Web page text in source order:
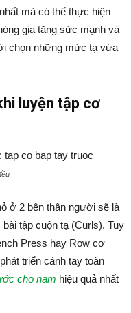
mà có thể thực hiện
gia tăng sức mạnh và
chọn những mức tạ vừa
luyện tập cơ
ở 2 bên thân người sẽ là
tập cuộn tạ (Curls). Tuy
Press hay Row cơ
triển cánh tay toàn
cho nam hiệu quả nhất